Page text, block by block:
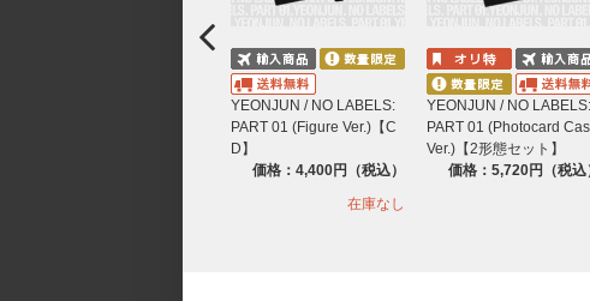
YEONJUN / NO LABELS:
PART 01 (Figure Ver.)【C
D】
価格：4,400円（税込）
在庫なし
YEONJUN / NO LABELS:
PART 01 (Photocard
Ver.)【2形態セット】
価格：5,720円（税込